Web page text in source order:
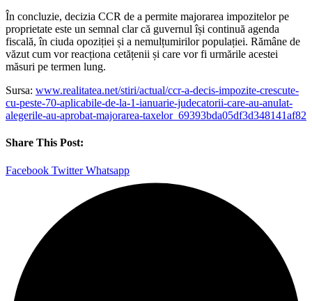
În concluzie, decizia CCR de a permite majorarea impozitelor pe
proprietate este un semnal clar că guvernul își continuă agenda
fiscală, în ciuda opoziției și a nemulțumirilor populației. Rămâne de
văzut cum vor reacționa cetățenii și care vor fi urmările acestei
măsuri pe termen lung.
Sursa: www.realitatea.net/stiri/actual/ccr-a-decis-impozite-crescute-
cu-peste-70-aplicabile-de-la-1-ianuarie-judecatorii-care-au-anulat-
alegerile-au-aprobat-majorarea-taxelor_69393bda05df3d348141af82
Share This Post:
Facebook Twitter Whatsapp